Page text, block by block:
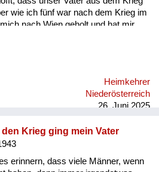
wie ich fünf war nach dem Krieg im
nach Wien geholt und hat mir
Mitgedacht. Das muss ich
Heimkehrer
Niederösterreich
26. Juni 2025
Krieg ging mein Vater
erinnern, dass viele Männer, wenn